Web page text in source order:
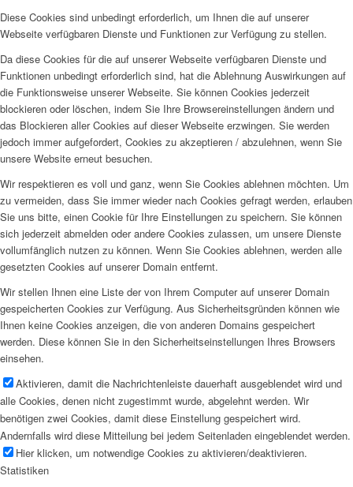
Diese Cookies sind unbedingt erforderlich, um Ihnen die auf unserer
Webseite verfügbaren Dienste und Funktionen zur Verfügung zu stellen.
Da diese Cookies für die auf unserer Webseite verfügbaren Dienste und
Funktionen unbedingt erforderlich sind, hat die Ablehnung Auswirkungen auf
die Funktionsweise unserer Webseite. Sie können Cookies jederzeit
blockieren oder löschen, indem Sie Ihre Browsereinstellungen ändern und
das Blockieren aller Cookies auf dieser Webseite erzwingen. Sie werden
jedoch immer aufgefordert, Cookies zu akzeptieren / abzulehnen, wenn Sie
unsere Website erneut besuchen.
Wir respektieren es voll und ganz, wenn Sie Cookies ablehnen möchten. Um
zu vermeiden, dass Sie immer wieder nach Cookies gefragt werden, erlauben
Sie uns bitte, einen Cookie für Ihre Einstellungen zu speichern. Sie können
sich jederzeit abmelden oder andere Cookies zulassen, um unsere Dienste
vollumfänglich nutzen zu können. Wenn Sie Cookies ablehnen, werden alle
gesetzten Cookies auf unserer Domain entfernt.
Wir stellen Ihnen eine Liste der von Ihrem Computer auf unserer Domain
gespeicherten Cookies zur Verfügung. Aus Sicherheitsgründen können wie
Ihnen keine Cookies anzeigen, die von anderen Domains gespeichert
werden. Diese können Sie in den Sicherheitseinstellungen Ihres Browsers
einsehen.
Aktivieren, damit die Nachrichtenleiste dauerhaft ausgeblendet wird und
alle Cookies, denen nicht zugestimmt wurde, abgelehnt werden. Wir
benötigen zwei Cookies, damit diese Einstellung gespeichert wird.
Andernfalls wird diese Mitteilung bei jedem Seitenladen eingeblendet werden.
Hier klicken, um notwendige Cookies zu aktivieren/deaktivieren.
Statistiken